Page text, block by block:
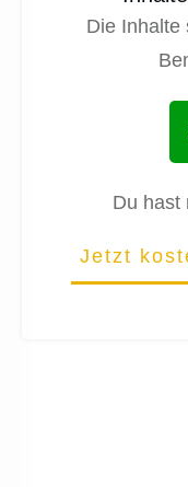
Die Inhalte
Du hast
Jetzt